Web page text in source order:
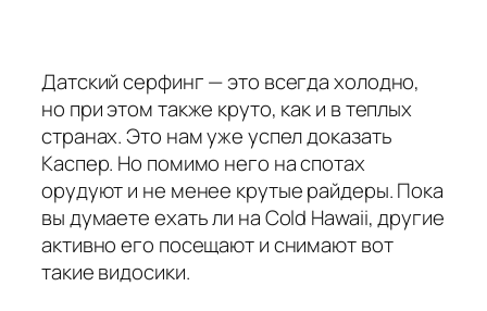
Датский серфинг — это всегда холодно,
но при этом также круто, как и в теплых
странах. Это нам уже успел доказать
Каспер. Но помимо него на спотах
орудуют и не менее крутые райдеры. Пока
вы думаете ехать ли на Cold Hawaii, другие
активно его посещают и снимают вот
такие видосики.